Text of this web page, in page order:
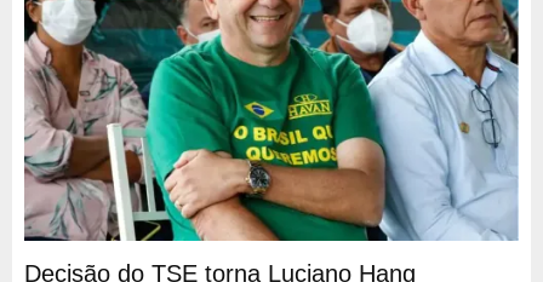
Decisão do TSE torna Luciano Hang